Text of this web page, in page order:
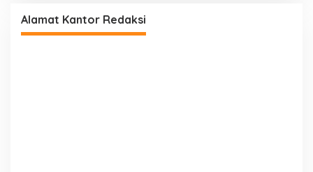
Alamat Kantor Redaksi